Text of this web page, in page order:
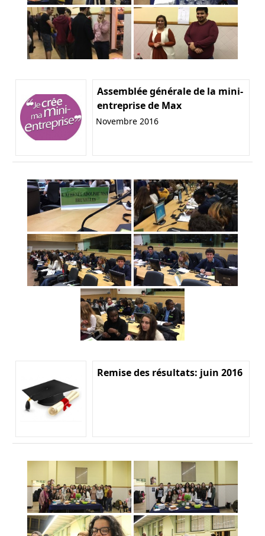
Assemblée générale de la mini-
entreprise de Max
Novembre 2016
Remise des résultats: juin 2016